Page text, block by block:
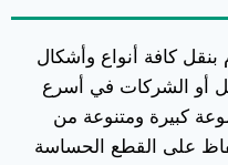
كافة أنواع وأشكال
أو الشركات في أسرع
كبيرة ومتنوعة من
على القطع الحساسة